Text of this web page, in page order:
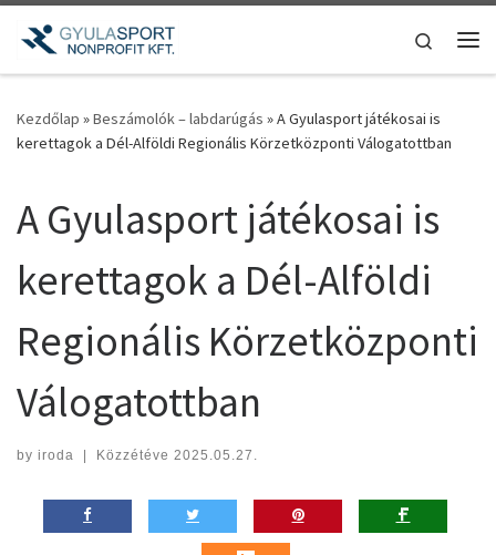
Teljes tartalom megjelenítése
Search
Kezdőlap »Beszámolók – labdarúgás »A Gyulasport játékosai is
kerettagok a Dél-Alföldi Regionális Körzetközponti Válogatottban
A Gyulasport játékosai is
kerettagok a Dél-Alföldi
Regionális Körzetközponti
Válogatottban
by iroda | Közzétéve 2025.05.27.